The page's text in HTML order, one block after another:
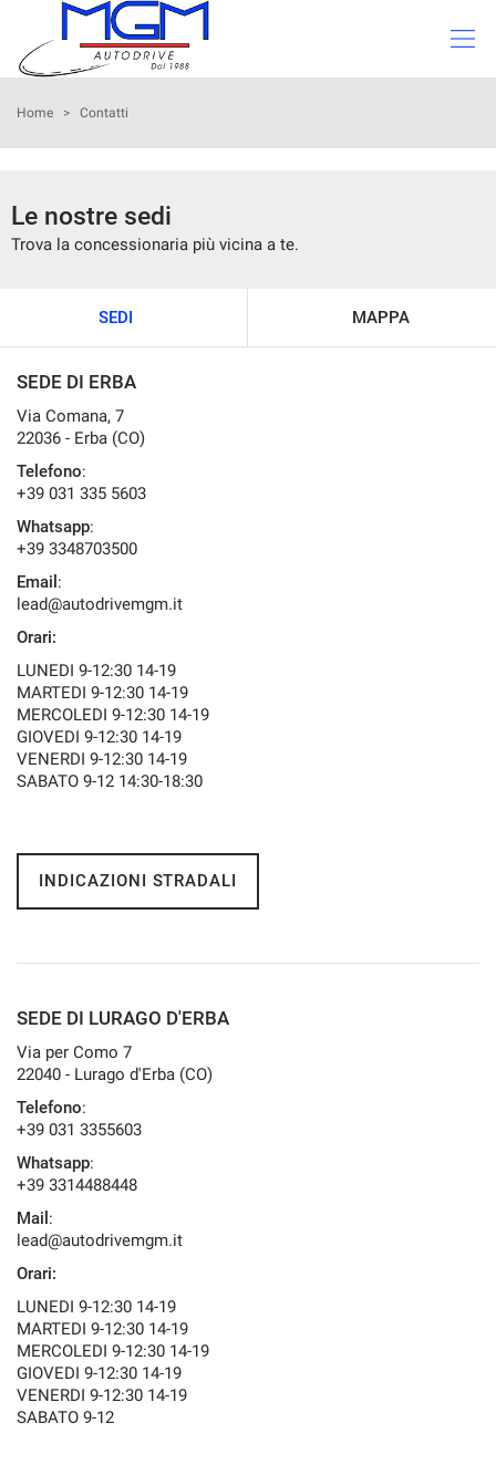
PARCO AUTO
SEDI
STAFF
CONTATTI
NEWS
Home > Contatti
Le nostre sedi
Trova la concessionaria più vicina a te.
SEDI MAPPA
SEDE DI ERBA
Via Comana, 7
22036 - Erba (CO)
Telefono:
+39 031 335 5603
Whatsapp:
+39 3348703500
Email :
lead@autodrivemgm.it
Orari:
LUNEDI 9-12:30 14-19
MARTEDI 9-12:30 14-19
MERCOLEDI 9-12:30 14-19
GIOVEDI 9-12:30 14-19
VENERDI 9-12:30 14-19
SABATO 9-12 14:30-18:30
INDICAZIONI STRADALI
SEDE DI LURAGO D'ERBA
Via per Como 7
22040 - Lurago d'Erba (CO)
Telefono:
+39 031 3355603
Whatsapp:
+39 3314488448
Mail :
lead@autodrivemgm.it
Orari:
LUNEDI 9-12:30 14-19
MARTEDI 9-12:30 14-19
MERCOLEDI 9-12:30 14-19
GIOVEDI 9-12:30 14-19
VENERDI 9-12:30 14-19
SABATO 9-12
Le
tue
preferenze
di
pannello
ti
tue
preferenze
di
consenso
alle
tecnologie
di
tracciamento
che
adottiamo
offrire
le
funzionalità
svolgere
le
attività
di
seguito
descritte.
maggiori
informazioni
funzionamento
questi
di
tracciamento
si
rimanda
cookie
policy.
Puoi
rivedere
modificare
le
tue
scelte
in
qualsiasi
momento.